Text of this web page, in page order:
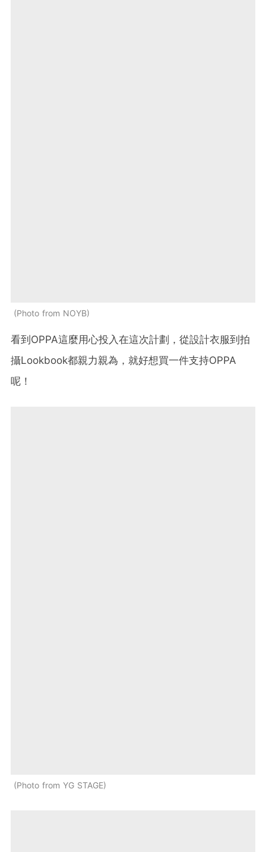
Photo from NOYB
看到OPPA這麼用心投入在這次計劃，從設計衣服到拍
攝Lookbook都親力親為，就好想買一件支持OPPA
呢！
Photo from YG STAGE